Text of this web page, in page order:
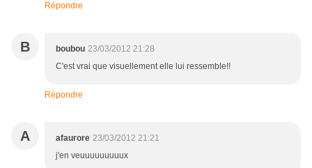
Répondre
B boubou 23/03/2012 21:28
C'est vrai que visuellement elle lui ressemble!!
Répondre
A afaurore 23/03/2012 21:21
j'en veuuuuuuuuux